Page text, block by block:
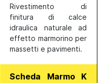
Rivestimento di
finitura di calce
idraulica naturale ad
effetto marmorino per
massetti e pavimenti.
Scheda Marmo K